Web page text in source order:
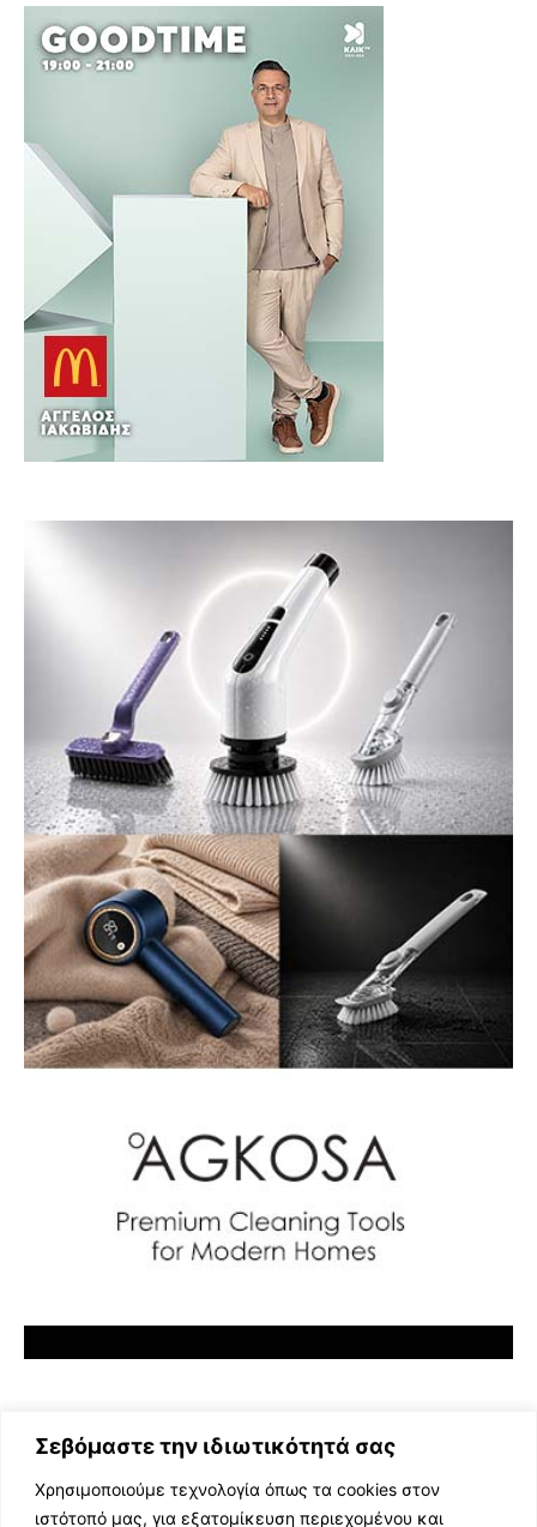
Σεβόμαστε την ιδιωτικότητά σας
Χρησιμοποιούμε τεχνολογία όπως τα cookies στον
ιστότοπό μας, για εξατομίκευση περιεχομένου και